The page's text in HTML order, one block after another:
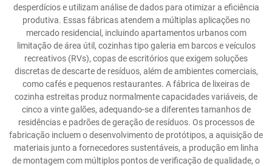
desperdícios e utilizam análise de dados para otimizar a eficiência
produtiva. Essas fábricas atendem a múltiplas aplicações no
mercado residencial, incluindo apartamentos urbanos com
limitação de área útil, cozinhas tipo galeria em barcos e veículos
recreativos (RVs), copas de escritórios que exigem soluções
discretas de descarte de resíduos, além de ambientes comerciais,
como cafés e pequenos restaurantes. A fábrica de lixeiras de
cozinha estreitas produz normalmente capacidades variáveis, de
cinco a vinte galões, adequando-se a diferentes tamanhos de
residências e padrões de geração de resíduos. Os processos de
fabricação incluem o desenvolvimento de protótipos, a aquisição de
materiais junto a fornecedores sustentáveis, a produção em linha
de montagem com múltiplos pontos de verificação de qualidade, o